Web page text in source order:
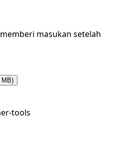
masukan setelah
MB)
tools